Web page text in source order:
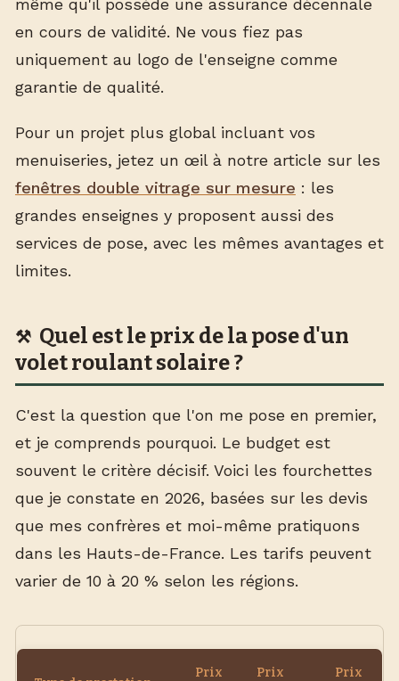
en cours de validité. Ne vous fiez pas
uniquement au logo de l'enseigne comme
garantie de qualité.
Pour un projet plus global incluant vos
menuiseries, jetez un œil à notre article sur les
fenêtres double vitrage sur mesure : les
grandes enseignes y proposent aussi des
services de pose, avec les mêmes avantages et
limites.
Quel est le prix de la pose d'un
volet roulant solaire ?
C'est la question que l'on me pose en premier,
et je comprends pourquoi. Le budget est
souvent le critère décisif. Voici les fourchettes
que je constate en 2026, basées sur les devis
que mes confrères et moi-même pratiquons
dans les Hauts-de-France. Les tarifs peuvent
varier de 10 à 20 % selon les régions.
Prix
Prix
Prix